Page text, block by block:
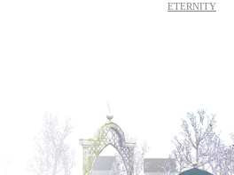
ETERNITY